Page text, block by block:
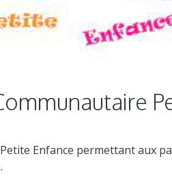
Enfance permettant aux